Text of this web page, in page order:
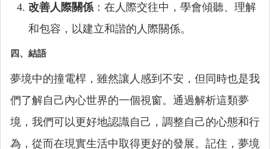
改善人際關係：在人際交往中，學會傾聽、理解
和包容，以建立和諧的人際關係。
四、結語
夢境中的撞電桿，雖然讓人感到不安，但同時也是我
們了解自己內心世界的一個視窗。通過解析這類夢
境，我們可以更好地認識自己，調整自己的心態和行
為，從而在現實生活中取得更好的發展。記住，夢境